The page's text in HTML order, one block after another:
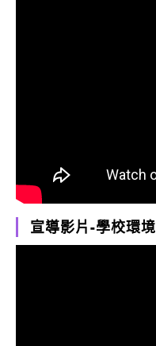
宣導影片-學校環境